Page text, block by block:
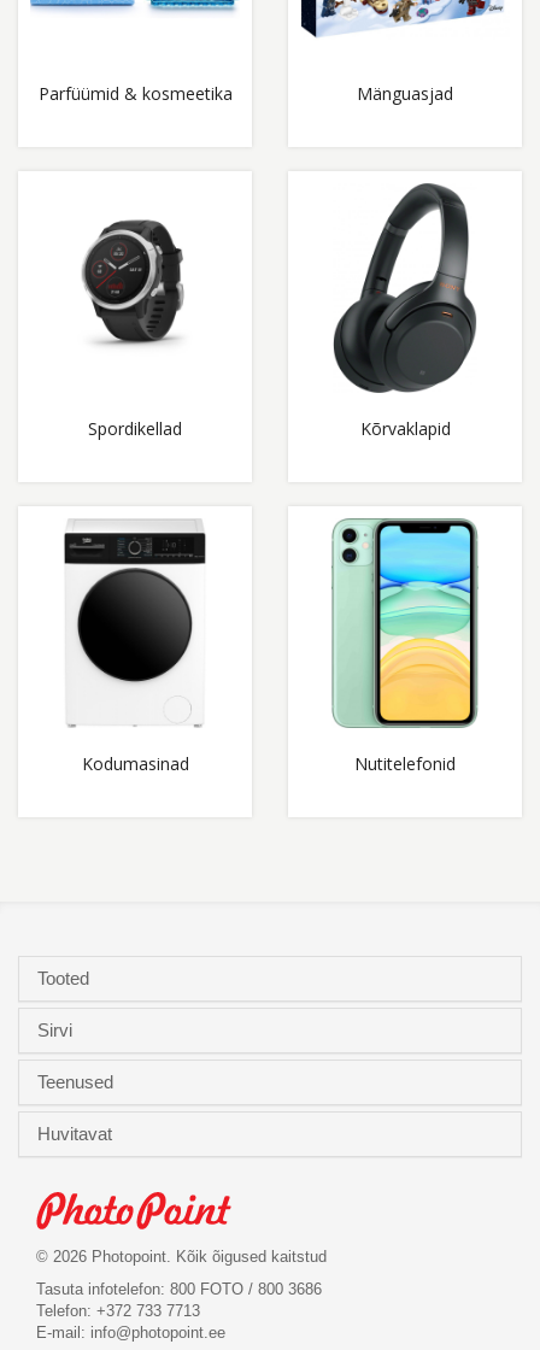
Parfüümid & kosmeetika Mänguasjad
Spordikellad Kõrvaklapid
Kodumasinad Nutitelefonid
Tooted
Sirvi
Teenused
Huvitavat
© 2026 Photopoint. Kõik õigused kaitstud
Tasuta infotelefon: 800 FOTO / 800 3686
Telefon: +372 733 7713
E-mail: info@photopoint.ee